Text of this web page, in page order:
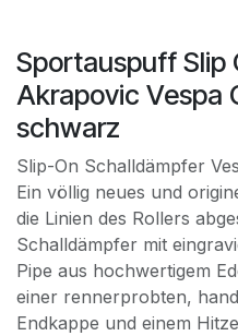
Sportauspuff Slip
Akrapovic Vespa
schwarz
Slip-On Schalldämpfer
Ein völlig neues und
die Linien des Rollers
Schalldämpfer mit
Pipe aus hochwertigem
einer rennerprobten,
Endkappe und einem